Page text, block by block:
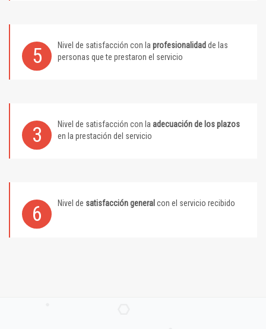
5 Nivel de satisfacción con la profesionalidad de las
personas que te prestaron el servicio
3 Nivel de satisfacción con la adecuación de los plazos
en la prestación del servicio
6 Nivel de satisfacción general con el servicio recibido